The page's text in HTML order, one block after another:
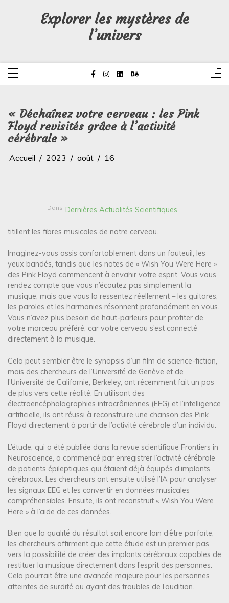
Explorer les mystères de
l’univers
« Déchaînez votre cerveau : les Pink
Floyd revisités grâce à l’activité
cérébrale »
Accueil 2023 août 16
Dans Dernières Actualités Scientifiques
titillent les fibres musicales de notre cerveau.
Imaginez-vous assis confortablement dans un fauteuil, les
yeux bandés, tandis que les notes de « Wish You Were Here »
des Pink Floyd commencent à envahir votre esprit. Vous vous
rendez compte que vous n’écoutez pas simplement la
musique, mais que vous la ressentez réellement – les guitares,
les paroles et les harmonies résonnent profondément en vous.
Vous n’avez plus besoin de haut-parleurs pour profiter de
votre morceau préféré, car votre cerveau s’est connecté
directement à la musique.
Cela peut sembler être le synopsis d’un film de science-fiction,
mais des chercheurs de l’Université de Genève et de
l’Université de Californie, Berkeley, ont récemment fait un pas
de plus vers cette réalité. En utilisant des
électroencéphalographies intracrâniennes (EEG) et l’intelligence
artificielle, ils ont réussi à reconstruire une chanson des Pink
Floyd directement à partir de l’activité cérébrale d’un individu.
L’étude, qui a été publiée dans la revue scientifique Frontiers in
Neuroscience, a commencé par enregistrer l’activité cérébrale
de patients épileptiques qui étaient déjà équipés d’implants
cérébraux. Les chercheurs ont ensuite utilisé l’IA pour analyser
les signaux EEG et les convertir en données musicales
compréhensibles. Ensuite, ils ont reconstruit « Wish You Were
Here » à l’aide de ces données.
Bien que la qualité du résultat soit encore loin d’être parfaite,
les chercheurs affirment que cette étude est un premier pas
vers la possibilité de créer des implants cérébraux capables de
restituer la musique directement dans l’esprit des personnes.
Cela pourrait être une avancée majeure pour les personnes
atteintes de surdité ou ayant des troubles de l’audition.